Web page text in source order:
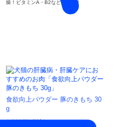
燥！ビタミンA・B2などが豊富！
食欲向上パウダー 豚のきもち 30
g